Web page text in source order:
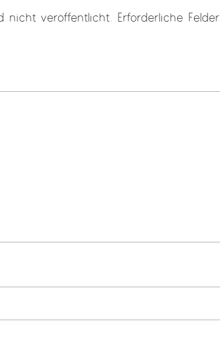
nicht veröffentlicht.
Erforderliche Felder